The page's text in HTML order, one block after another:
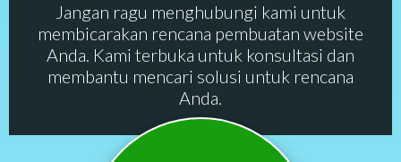
Jangan ragu menghubungi kami untuk
membicarakan rencana pembuatan website
Anda. Kami terbuka untuk konsultasi dan
membantu mencari solusi untuk rencana
Anda.